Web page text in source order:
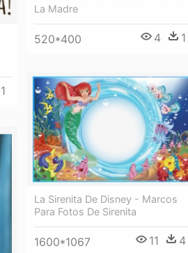
1
La Madre
520*400 4 1
La Sirenita De Disney - Marcos
Para Fotos De Sirenita
1600*1067 11 4